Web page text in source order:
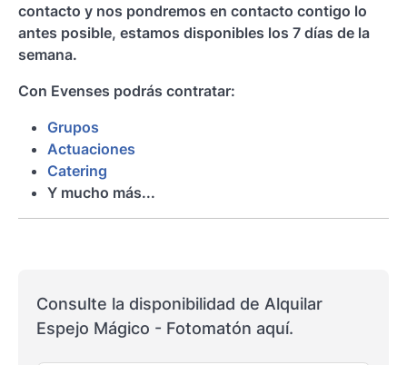
contacto y nos pondremos en contacto contigo lo
antes posible, estamos disponibles los 7 días de la
semana.
Con Evenses podrás contratar:
Grupos
Actuaciones
Catering
Y mucho más...
Consulte la disponibilidad de Alquilar
Espejo Mágico - Fotomatón aquí.